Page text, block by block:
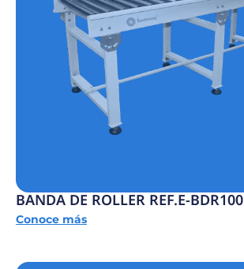
BANDA DE ROLLER REF.E-BDR100
Conoce más